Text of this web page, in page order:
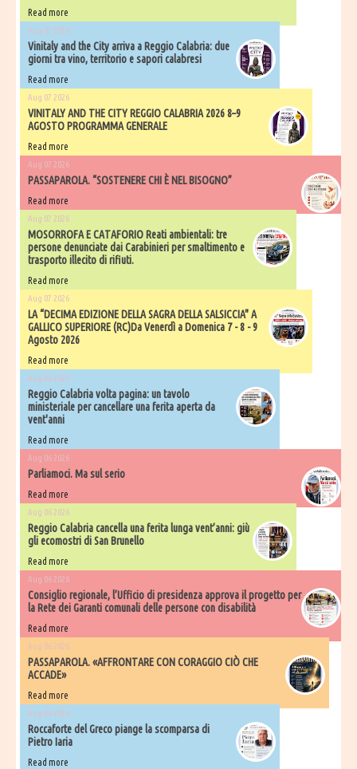
Read more
Aug 07 2026
Vinitaly and the City arriva a Reggio Calabria: due
giorni tra vino, territorio e sapori calabresi
Read more
Aug 07 2026
VINITALY AND THE CITY REGGIO CALABRIA 2026 8–9
AGOSTO PROGRAMMA GENERALE
Read more
Aug 07 2026
PASSAPAROLA. “SOSTENERE CHI È NEL BISOGNO”
Read more
Aug 07 2026
MOSORROFA E CATAFORIO Reati ambientali: tre
persone denunciate dai Carabinieri per smaltimento e
trasporto illecito di rifiuti.
Read more
Aug 07 2026
LA “DECIMA EDIZIONE DELLA SAGRA DELLA SALSICCIA" A
GALLICO SUPERIORE (RC)Da Venerdì a Domenica 7 - 8 - 9
Agosto 2026
Read more
Aug 06 2026
​Reggio Calabria volta pagina: un tavolo
ministeriale per cancellare una ferita aperta da
vent'anni
Read more
Aug 06 2026
Parliamoci. Ma sul serio
Read more
Aug 06 2026
Reggio Calabria cancella una ferita lunga vent’anni: giù
gli ecomostri di San Brunello
Read more
Aug 06 2026
Consiglio regionale, l’Ufficio di presidenza approva il progetto per
la Rete dei Garanti comunali delle persone con disabilità
Read more
Aug 06 2026
PASSAPAROLA. «AFFRONTARE CON CORAGGIO CIÒ CHE
ACCADE»
Read more
Aug 06 2026
Roccaforte del Greco piange la scomparsa di
Pietro Iaria
Read more